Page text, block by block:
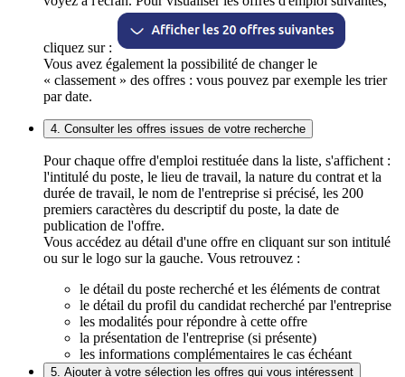
cliquez sur :
Vous avez également la possibilité de changer le
« classement » des offres : vous pouvez par exemple les trier
par date.
4. Consulter les offres issues de votre recherche
Pour chaque offre d'emploi restituée dans la liste, s'affichent :
l'intitulé du poste, le lieu de travail, la nature du contrat et la
durée de travail, le nom de l'entreprise si précisé, les 200
premiers caractères du descriptif du poste, la date de
publication de l'offre.
Vous accédez au détail d'une offre en cliquant sur son intitulé
ou sur le logo sur la gauche. Vous retrouvez :
le détail du poste recherché et les éléments de contrat
le détail du profil du candidat recherché par l'entreprise
les modalités pour répondre à cette offre
la présentation de l'entreprise (si présente)
les informations complémentaires le cas échéant
5. Ajouter à votre sélection les offres qui vous intéressent